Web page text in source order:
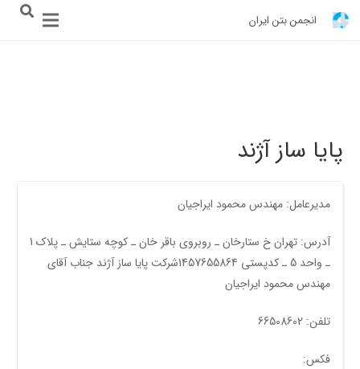
انجمن بتن ایران
پایا ساز آژند
مدیرعامل: مهندس محمود ایراجیان
آدرس: تهران خ ستارخان ـ روبروی باقر خان ـ کوچه ستایش ـ پلاک 1
ـ واحد 5 ـ کدپستی 1457655864شرکت پایا ساز آژند جناب آقای
مهندس محمود ایراجیان
تلفن: 66508602
فکس: